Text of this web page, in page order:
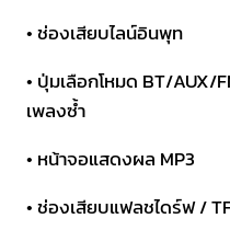
• ช่องเสียบไลน์อินพุท
• ปุ่มเลือกโหมด BT/AUX/
เพลงซ้ำ
• หน้าจอแสดงผล MP3
• ช่องเสียบแฟลชไดร์ฟ /